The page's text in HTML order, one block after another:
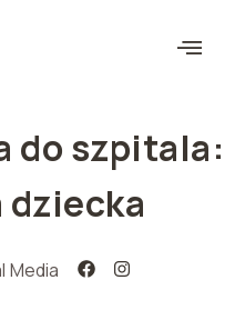
do szpitala:
dziecka
Media